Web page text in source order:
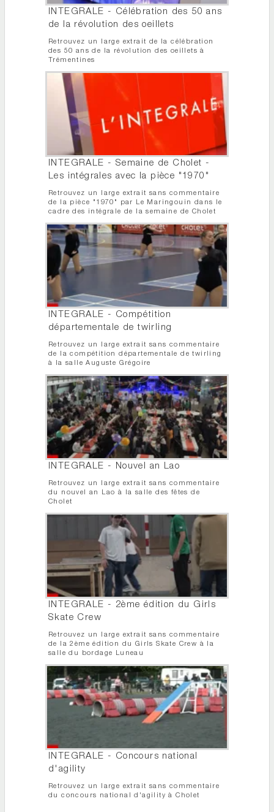
INTEGRALE - Célébration des 50 ans
de la révolution des oeillets
Retrouvez un large extrait de la célébration
des 50 ans de la révolution des oeillets à
Trémentines
INTEGRALE - Semaine de Cholet -
Les intégrales avec la pièce "1970"
Retrouvez un large extrait sans commentaire
de la pièce "1970" par Le Maringouin dans le
cadre des intégrale de la semaine de Cholet
INTEGRALE - Compétition
départementale de twirling
Retrouvez un large extrait sans commentaire
de la compétition départementale de twirling
à la salle Auguste Grégoire
INTEGRALE - Nouvel an Lao
Retrouvez un large extrait sans commentaire
du nouvel an Lao à la salle des fêtes de
Cholet
INTEGRALE - 2ème édition du Girls
Skate Crew
Retrouvez un large extrait sans commentaire
de la 2ème édition du Girls Skate Crew à la
salle du bordage Luneau
INTEGRALE - Concours national
d'agility
Retrouvez un large extrait sans commentaire
du concours national d'agility à Cholet